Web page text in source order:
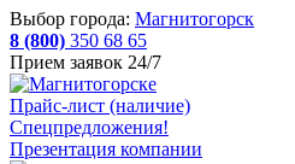
Выбор города: Магнитогорск
8 (800) 350 68 65
Прием заявок 24/7
Прайс-лист (наличие)
Спецпредложения!
Презентация компании